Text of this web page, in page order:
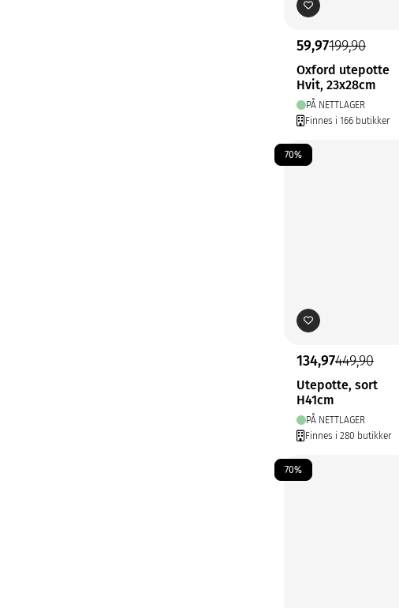
59,97199,90
Oxford utepotte
Hvit, 23x28cm
PÅ NETTLAGER
Finnes i 166 butikker
70%
134,97449,90
Utepotte, sort
H41cm
PÅ NETTLAGER
Finnes i 280 butikker
70%